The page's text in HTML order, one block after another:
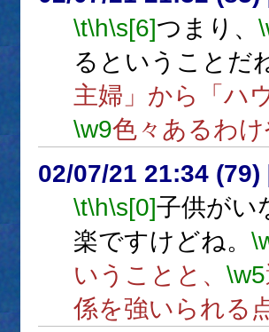
\t\h\s[6]つまり、
るということだ
主婦」から「ハ
\w9色々あるわ
02/07/21 21:34 (79)
\t\h\s[0]子供がい
楽ですけどね。
いうことと、 \w5
係を強いられる